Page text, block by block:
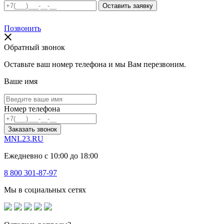
Позвонить
Обратный звонок
Оставьте ваш номер телефона и мы Вам перезвоним.
Ваше имя
Номер телефона
Заказать звонок
MNL23.RU
Ежедневно с 10:00 до 18:00
8 800 301-87-97
Мы в социальных сетях